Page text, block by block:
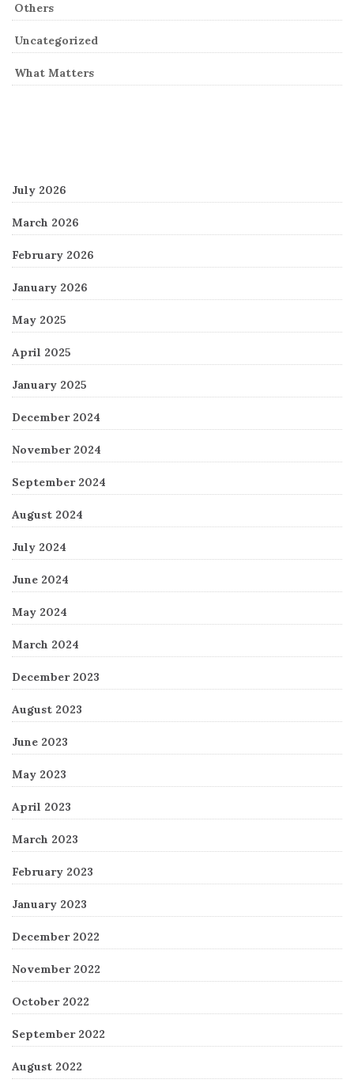
Others
Uncategorized
What Matters
July 2026
March 2026
February 2026
January 2026
May 2025
April 2025
January 2025
December 2024
November 2024
September 2024
August 2024
July 2024
June 2024
May 2024
March 2024
December 2023
August 2023
June 2023
May 2023
April 2023
March 2023
February 2023
January 2023
December 2022
November 2022
October 2022
September 2022
August 2022